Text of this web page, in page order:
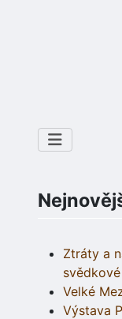
Ztráty a
Velké
Výstava